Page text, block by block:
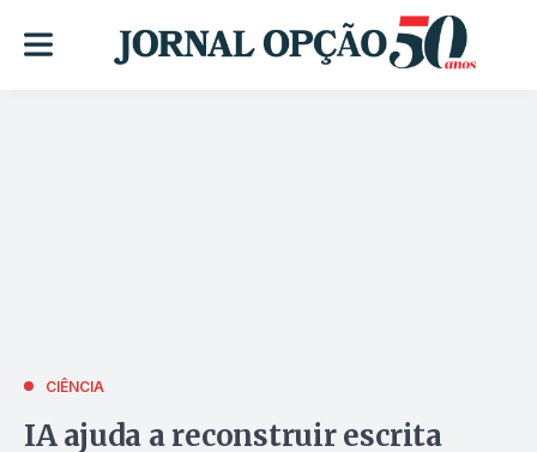
CIÊNCIA
IA ajuda a reconstruir escrita